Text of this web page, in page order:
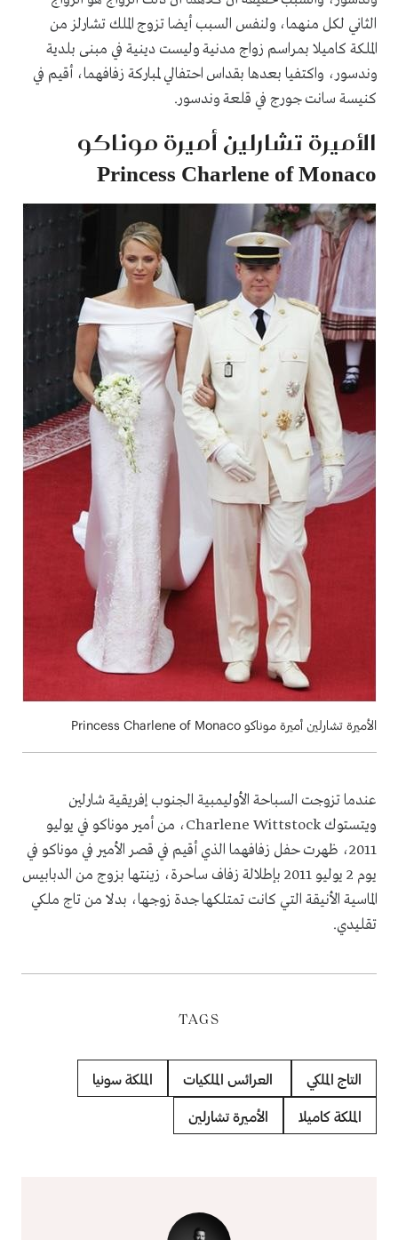
الثاني لكل منهما، ولنفس السبب أيضا تزوج الملك تشارلز من
الملكة كاميلا بمراسم زواج مدنية وليست دينية في مبنى بلدية
وندسور، واكتفيا بعدها بقداس احتفالي لمباركة زفافهما، أقيم في
كنيسة سانت جورج في قلعة وندسور.
الأميرة تشارلين أميرة موناكو
Princess Charlene of Monaco
الأميرة تشارلين أميرة موناكو Princess Charlene of Monaco
عندما تزوجت السباحة الأوليمبية الجنوب إفريقية شارلين
ويتستوكCharlene Wittstock، من أمير موناكو في يوليو
2011، ظهرت حفل زفافهما الذي أقيم في قصر الأمير في موناكو في
يوم 2 يوليو 2011 بإطلالة زفاف ساحرة، زينتها بزوج من الدبابيس
الماسية الأنيقة التي كانت تمتلكها جدة زوجها، بدلا من تاج ملكي
تقليدي.
TAGS
التاج الملكي العرائس الملكيات الملكة سونيا
الملكة كاميلا الأميرة تشارلين